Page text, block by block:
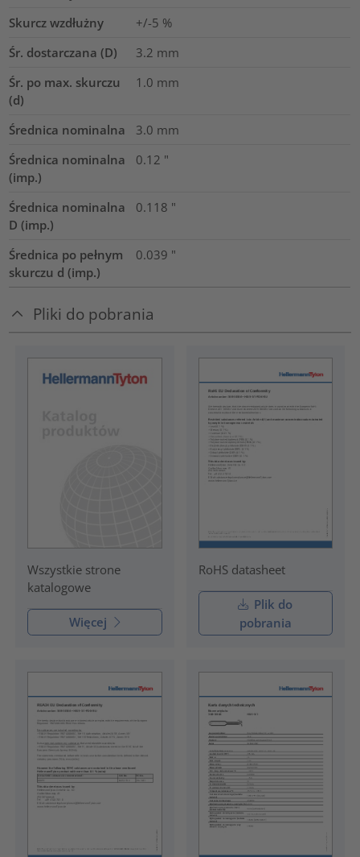
Skurcz wzdłużny
+/-5 %
Śr. dostarczana (D)
3.2 mm
Śr. po max. skurczu
(d)
1.0 mm
Średnica nominalna 3.0 mm
Średnica nominalna
(imp.)
0.12 "
Średnica nominalna
D (imp.)
0.118 "
Średnica po pełnym
skurczu d (imp.)
0.039 "
Pliki do pobrania
Wszystkie strone
katalogowe
Więcej
RoHS datasheet
Plik do
pobrania